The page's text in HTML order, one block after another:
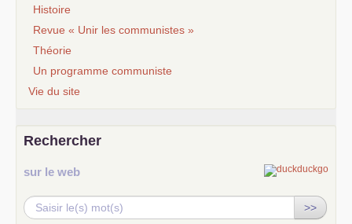
Histoire
Revue « Unir les communistes »
Théorie
Un programme communiste
Vie du site
Rechercher
sur le web
>>